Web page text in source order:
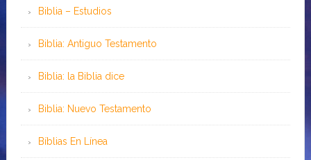
Biblia – Estudios
Biblia: Antiguo Testamento
Biblia: la Biblia dice
Biblia: Nuevo Testamento
Bíblias En Línea